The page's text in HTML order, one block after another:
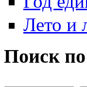
Лето и
Поиск